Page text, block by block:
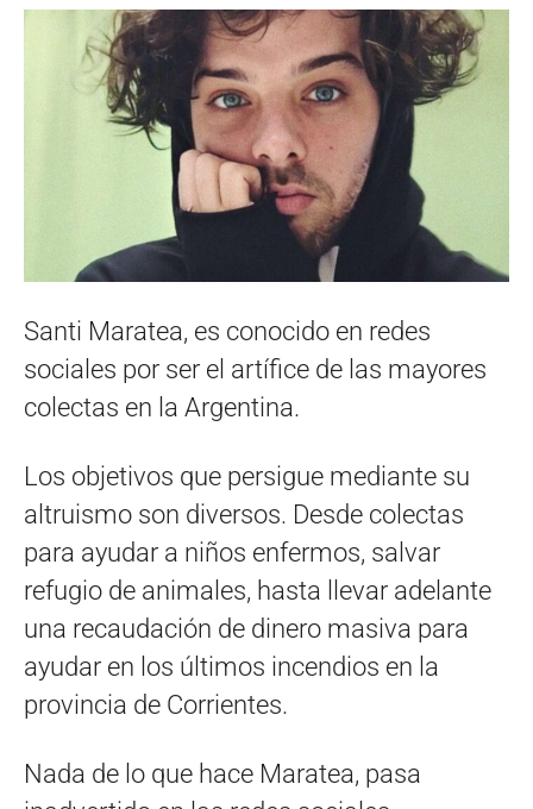
Santi Maratea, es conocido en redes
sociales por ser el artífice de las mayores
colectas en la Argentina.
Los objetivos que persigue mediante su
altruismo son diversos. Desde colectas
para ayudar a niños enfermos, salvar
refugio de animales, hasta llevar adelante
una recaudación de dinero masiva para
ayudar en los últimos incendios en la
provincia de Corrientes.
Nada de lo que hace Maratea, pasa